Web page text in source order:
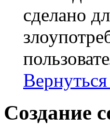
сделано
Создание